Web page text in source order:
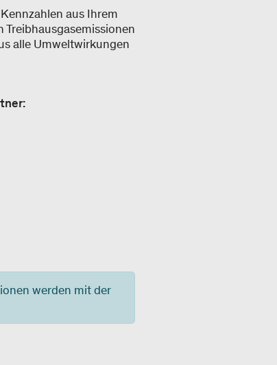
aus Ihrem
alle Umweltwirkungen
werden mit der